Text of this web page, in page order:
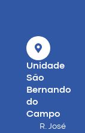
Unidade
São
Bernando
do
Campo
R. José